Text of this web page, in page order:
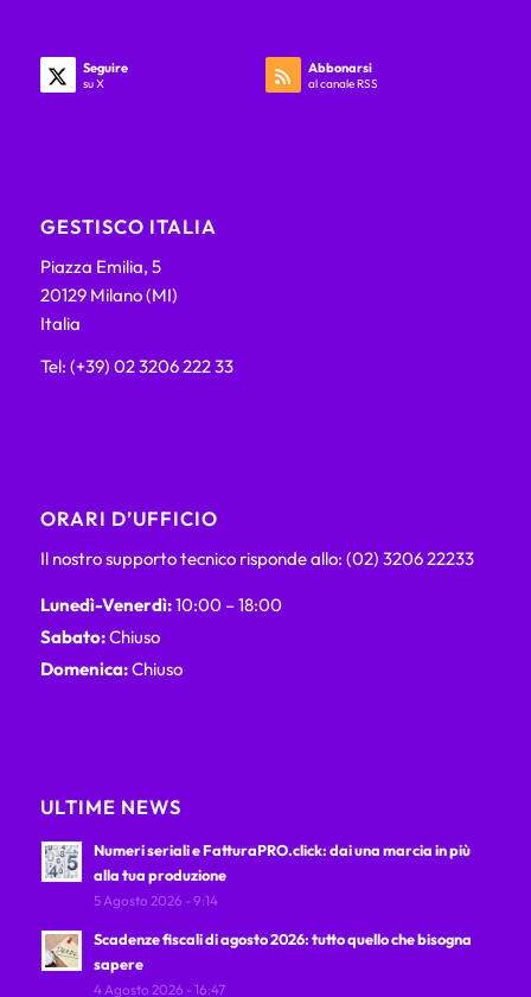
Seguire
su X
Abbonarsi
al canale RSS
GESTISCO ITALIA
Piazza Emilia, 5
20129 Milano (MI)
Italia
Tel: (+39) 02 3206 222 33
ORARI D’UFFICIO
Il nostro supporto tecnico risponde allo: (02) 3206 22233
Lunedì-Venerdì:10:00 – 18:00
Sabato:Chiuso
Domenica:Chiuso
ULTIME NEWS
Numeri seriali e FatturaPRO.click: dai una marcia in più
alla tua produzione
5 Agosto 2026 - 9:14
Scadenze fiscali di agosto 2026: tutto quello che bisogna
sapere
4 Agosto 2026 - 16:47